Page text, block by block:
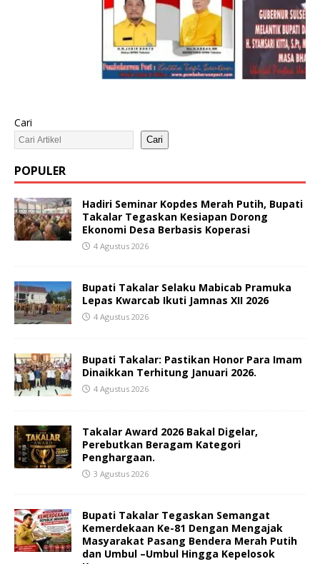
Cari
Cari
POPULER
Hadiri Seminar Kopdes Merah Putih, Bupati
Takalar Tegaskan Kesiapan Dorong
Ekonomi Desa Berbasis Koperasi
4 Agustus 2026
Bupati Takalar Selaku Mabicab Pramuka
Lepas Kwarcab Ikuti Jamnas XII 2026
4 Agustus 2026
Bupati Takalar: Pastikan Honor Para Imam
Dinaikkan Terhitung Januari 2026.
4 Agustus 2026
Takalar Award 2026 Bakal Digelar,
Perebutkan Beragam Kategori
Penghargaan.
3 Agustus 2026
Bupati Takalar Tegaskan Semangat
Kemerdekaan Ke-81 Dengan Mengajak
Masyarakat Pasang Bendera Merah Putih
dan Umbul –Umbul Hingga Kepelosok